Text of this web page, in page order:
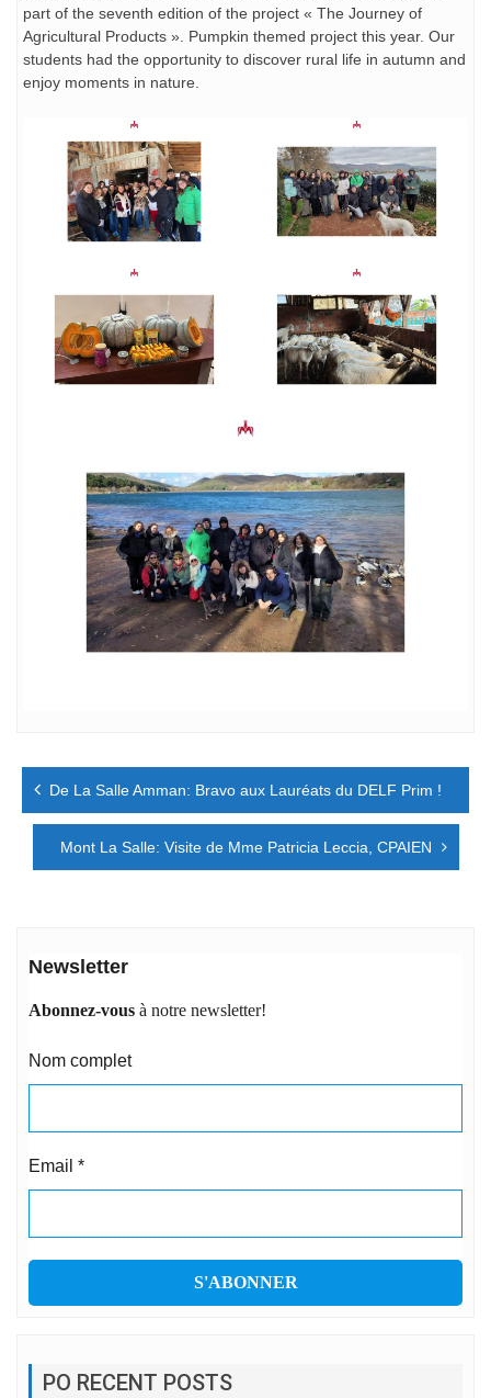
part of the seventh edition of the project « The Journey of
Agricultural Products ». Pumpkin themed project this year. Our
students had the opportunity to discover rural life in autumn and
enjoy moments in nature.
Navigation
l’article
De La Salle Amman: Bravo aux Lauréats du DELF Prim !
Mont La Salle: Visite de Mme Patricia Leccia, CPAIEN
Newsletter
Abonnez-vous à notre newsletter!
Nom complet
Email *
PO RECENT POSTS